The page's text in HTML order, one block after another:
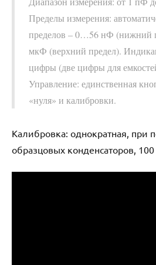
Пределы измерения:
пределов – 0…56 нФ (нижний
мкФ (верхний предел).
цифры (две цифры для
Управление: единственная
«нуля» и калибровки.
Калибровка: однократная, при
образцовых конденсаторов,